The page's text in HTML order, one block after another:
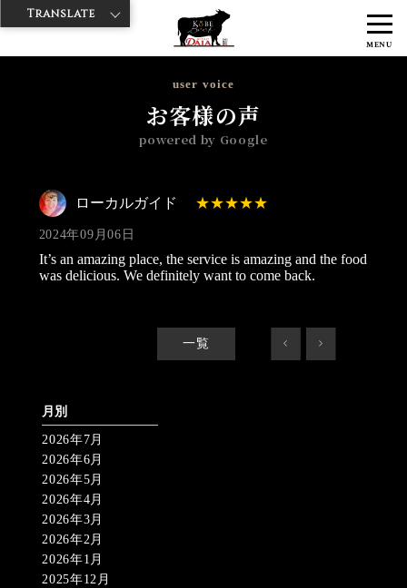
MENU
神戸牛ダイヤ > 神戸牛ダイア 浅草国際通り店 >ロ
user voice
お客様の声
powered by Google
ローカルガイド
2024年09月06日
It’s an amazing place, the service is amazing and the food
was delicious. We definitely want to come back.
一覧 < >
月別
2026年7月
2026年6月
2026年5月
2026年4月
2026年3月
2026年2月
2026年1月
2025年12月
Translate